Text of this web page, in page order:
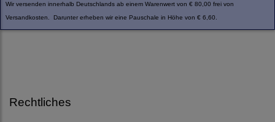
Wir versenden innerhalb Deutschlands ab einem Warenwert von € 80,00 frei von
Versandkosten. Darunter erheben wir eine Pauschale in Höhe von € 6,60.
Rechtliches